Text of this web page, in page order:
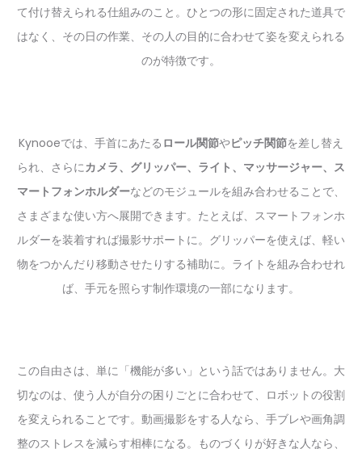
て付け替えられる仕組みのこと。ひとつの形に固定された道具で
はなく、その日の作業、その人の目的に合わせて姿を変えられる
のが特徴です。
Kynooeでは、手首にあたる ロール関節やピッチ関節を差し替え
られ、さらにカメラ、グリッパー、ライト、マッサージャー、ス
マートフォンホルダーなどのモジュールを組み合わせることで、
さまざまな使い方へ展開できます。たとえば、スマートフォンホ
ルダーを装着すれば撮影サポートに。グリッパーを使えば、軽い
物をつかんだり移動させたりする補助に。ライトを組み合わせれ
ば、手元を照らす制作環境の一部になります。
この自由さは、単に「機能が多い」という話ではありません。大
切なのは、使う人が自分の困りごとに合わせて、ロボットの役割
を変えられることです。動画撮影をする人なら、手ブレや画角調
整のストレスを減らす相棒になる。ものづくりが好きな人なら、